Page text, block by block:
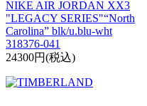
NIKE AIR JORDAN XX3
"LEGACY SERIES"“North
Carolina” blk/u.blu-wht
318376-041
24300円(税込)